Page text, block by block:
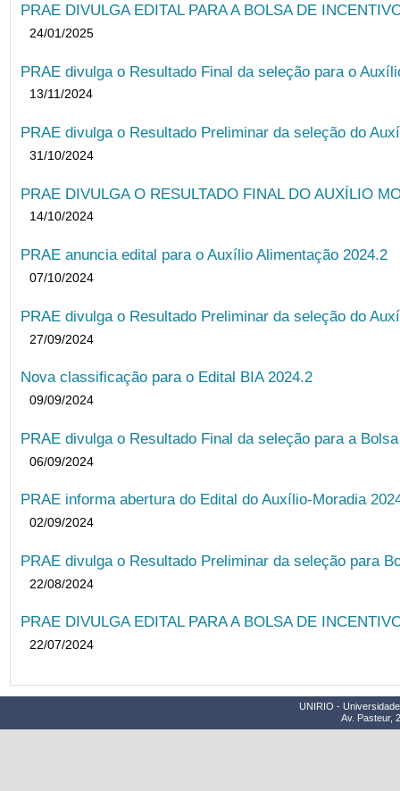
PRAE DIVULGA EDITAL PARA A BOLSA DE
24/01/2025
PRAE divulga o Resultado Final da seleção para o
13/11/2024
PRAE divulga o Resultado Preliminar da seleção do
31/10/2024
PRAE DIVULGA O RESULTADO FINAL DO AUXÍLIO
14/10/2024
PRAE anuncia edital para o Auxílio Alimentação 2024.2
07/10/2024
PRAE divulga o Resultado Preliminar da seleção do
27/09/2024
Nova classificação para o Edital BIA 2024.2
09/09/2024
PRAE divulga o Resultado Final da seleção para a
06/09/2024
PRAE informa abertura do Edital do Auxílio-Moradia
02/09/2024
PRAE divulga o Resultado Preliminar da seleção para
22/08/2024
PRAE DIVULGA EDITAL PARA A BOLSA DE
22/07/2024
UNIRIO -
Av. Pasteur,